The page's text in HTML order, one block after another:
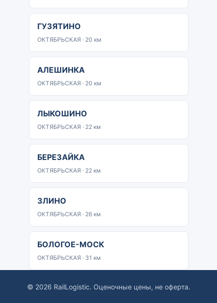
ГУЗЯТИНО
ОКТЯБРЬСКАЯ · 20 км
АЛЕШИНКА
ОКТЯБРЬСКАЯ · 20 км
ЛЫКОШИНО
ОКТЯБРЬСКАЯ · 22 км
БЕРЕЗАЙКА
ОКТЯБРЬСКАЯ · 22 км
ЗЛИНО
ОКТЯБРЬСКАЯ · 26 км
БОЛОГОЕ-МОСК
ОКТЯБРЬСКАЯ · 31 км
© 2026 RailLogistic. Оценочные цены, не оферта.